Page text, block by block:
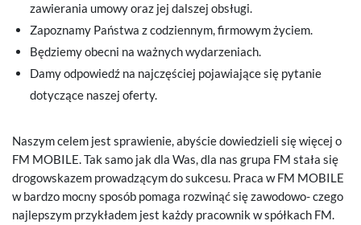
zawierania umowy oraz jej dalszej obsługi.
Zapoznamy Państwa z codziennym, firmowym życiem.
Będziemy obecni na ważnych wydarzeniach.
Damy odpowiedź na najczęściej pojawiające się pytanie
dotyczące naszej oferty.
Naszym celem jest sprawienie, abyście dowiedzieli się więcej o
FM MOBILE. Tak samo jak dla Was, dla nas grupa FM stała się
drogowskazem prowadzącym do sukcesu. Praca w FM MOBILE
w bardzo mocny sposób pomaga rozwinąć się zawodowo- czego
najlepszym przykładem jest każdy pracownik w spółkach FM.